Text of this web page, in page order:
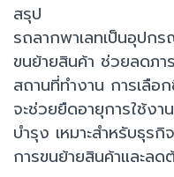
สรุป
รถลากพาเลทเป็นอุปก
ขนย้ายสินค้า ช่วยลดภา
สถานที่ทำงาน การเลื
จะช่วยยืดอายุการใช้งา
บำรุง เหมาะสำหรับธุร
การขนย้ายสินค้าและล